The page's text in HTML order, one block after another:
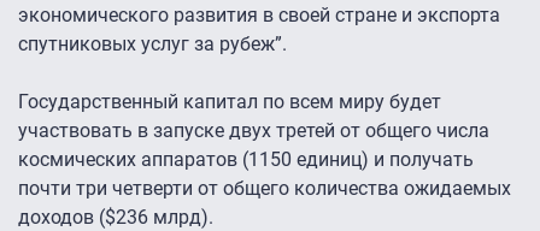
экономического развития в своей стране и экспорта
спутниковых услуг за рубеж”.
Государственный капитал по всем миру будет
участвовать в запуске двух третей от общего числа
космических аппаратов (1150 единиц) и получать
почти три четверти от общего количества ожидаемых
доходов ($236 млрд).